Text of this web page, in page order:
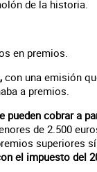
de la historia.
en premios.
con una emisión
a premios.
pueden cobrar a
de 2.500
superiores sí
el impuesto del